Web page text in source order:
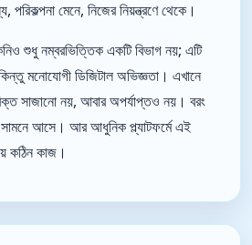
মেনে, নিজের নিয়ন্ত্রণে থেকে।
শুধু নম্বরভিত্তিক একটি বিভাগ নয়; এটি
মনোযোগী ডিজিটাল অভিজ্ঞতা। এখানে
সাজানো নয়, আবার অপর্যাপ্তও নয়। বরং
আসে। আর আধুনিক প্ল্যাটফর্মে এই
কঠিন কাজ।